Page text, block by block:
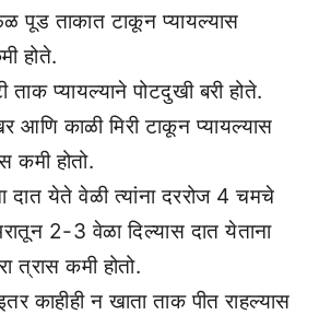
पूड ताकात टाकून प्यायल्यास
होते.
ताक प्यायल्याने पोटदुखी बरी होते.
आणि काळी मिरी टाकून प्यायल्यास
कमी होतो.
दात येते वेळी त्यांना दररोज 4 चमचे
2-3 वेळा दिल्यास दात येताना
त्रास कमी होतो.
काहीही न खाता ताक पीत राहल्यास